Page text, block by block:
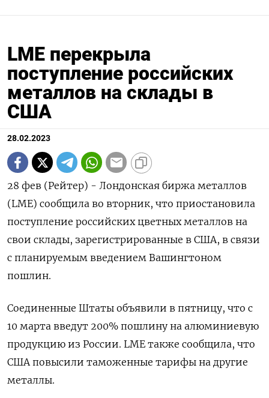
LME перекрыла
поступление российских
металлов на склады в
США
28.02.2023
28 фев (Рейтер) - Лондонская биржа металлов
(LME) сообщила во вторник, что приостановила
поступление российских цветных металлов на
свои склады, зарегистрированные в США, в связи
с планируемым введением Вашингтоном
пошлин.
Соединенные Штаты объявили в пятницу, что с
10 марта введут 200% пошлину на алюминиевую
продукцию из России. LME также сообщила, что
США повысили таможенные тарифы на другие
металлы.